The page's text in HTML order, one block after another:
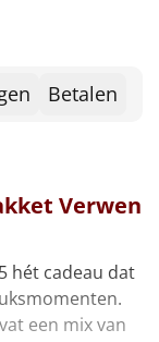
Betalen
Verwen
hét cadeau dat
een mix van